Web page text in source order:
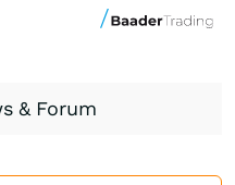
& Forum